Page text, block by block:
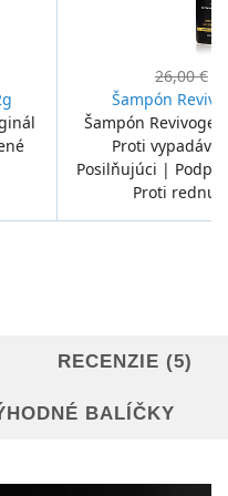
26,00 €
Šampón
Šampón
Proti
Posilňujúci |
Proti
RECENZIE (5)
BALÍČKY